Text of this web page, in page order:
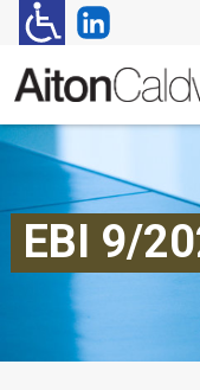
EBI 9/